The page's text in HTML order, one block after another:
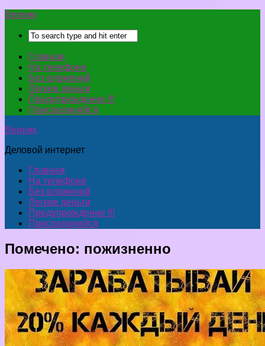
Верняк
Главная
На телефоне
Без вложений
Легкие деньги
Предупреждение !!!
Присоединяйся
Верняк
Деловой интернет
Главная
На телефоне
Без вложений
Легкие деньги
Предупреждение !!!
Присоединяйся
Помечено: пожизненно